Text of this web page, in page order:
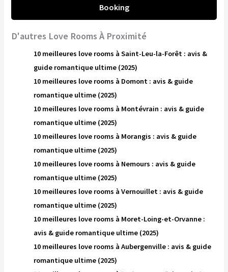
Booking
D'autres Love Rooms À Proximité
10 meilleures love rooms à Saint-Leu-la-Forêt : avis &
guide romantique ultime (2025)
10 meilleures love rooms à Domont : avis & guide
romantique ultime (2025)
10 meilleures love rooms à Montévrain : avis & guide
romantique ultime (2025)
10 meilleures love rooms à Morangis : avis & guide
romantique ultime (2025)
10 meilleures love rooms à Nemours : avis & guide
romantique ultime (2025)
10 meilleures love rooms à Vernouillet : avis & guide
romantique ultime (2025)
10 meilleures love rooms à Moret-Loing-et-Orvanne :
avis & guide romantique ultime (2025)
10 meilleures love rooms à Aubergenville : avis & guide
romantique ultime (2025)